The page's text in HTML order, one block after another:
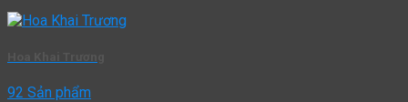
92 Sản phẩm